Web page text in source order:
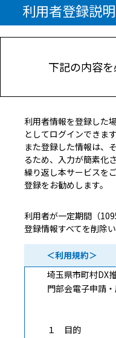
利用者登録説明
下記の内容を
利用者情報を登録した
としてログインできます
また登録した情報は、
るため、入力が簡素化さ
繰り返し本サービスを
登録をお勧めします。
利用者が一定期間（
登録情報すべてを削除い
＜利用規約＞
埼玉県市町村DX
門部会電子申請
１ 目的